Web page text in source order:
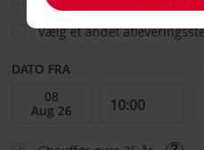
Vælg et andet
DATO FRA